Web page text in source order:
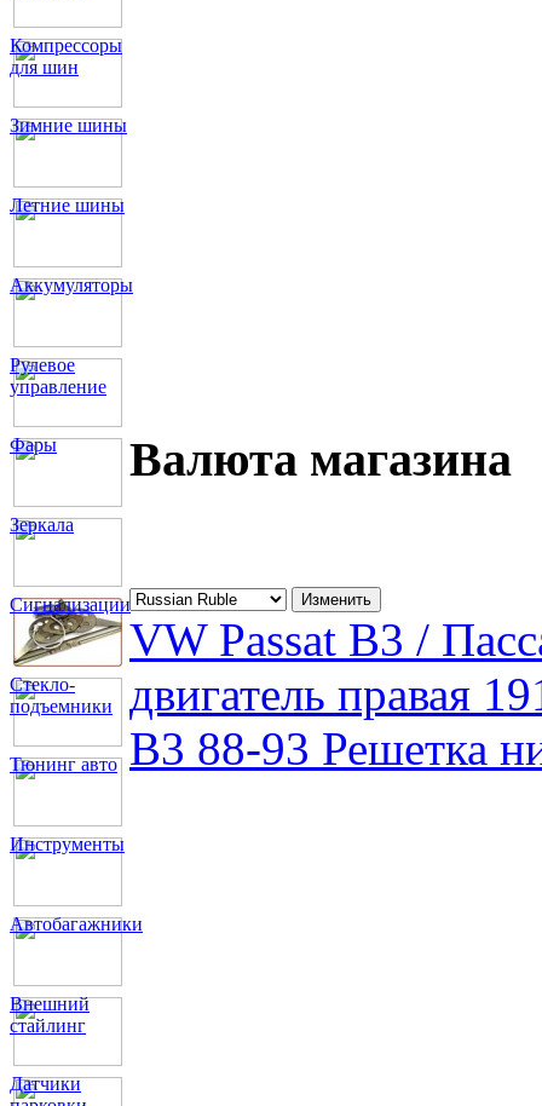
Компрессоры
для шин
Зимние шины
Летние шины
Аккумуляторы
Рулевое
управление
Фары
Зеркала
Сигнализации
Стекло-
подъемники
Тюнинг авто
Инструменты
Автобагажники
Внешний
стайлинг
Датчики
Валюта магазина
VW Passat B3 /
двигатель правая
В3 88-93 Решетка